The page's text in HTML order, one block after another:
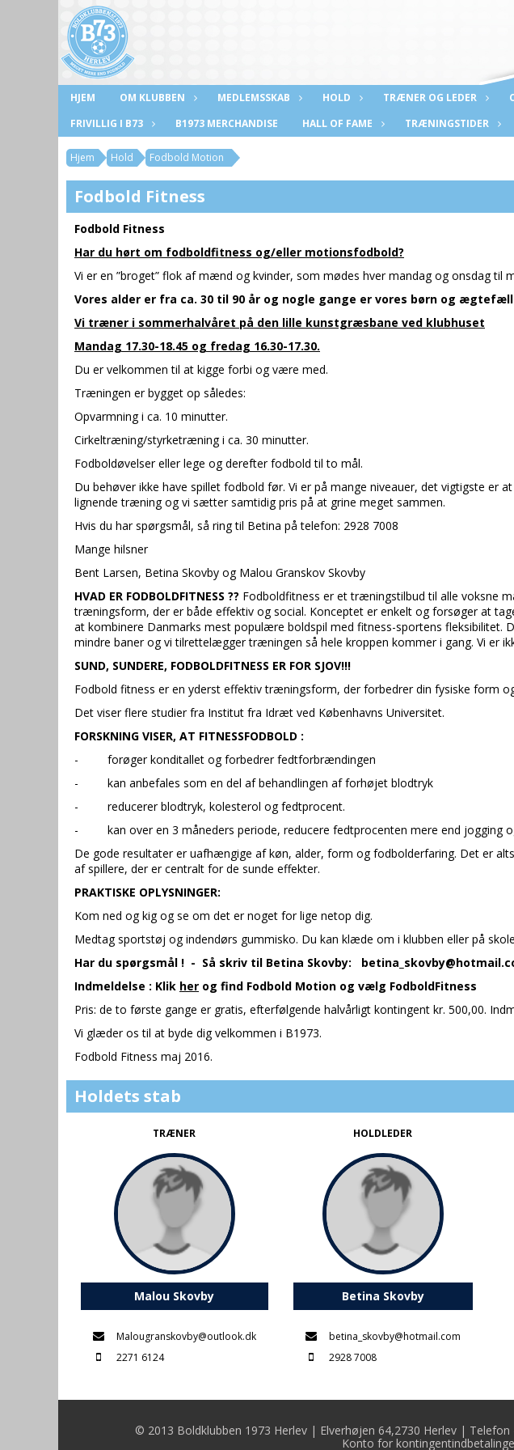
HJEM OM KLUBBEN MEDLEMSSKAB HOLD TRÆNER OG LEDER
FRIVILLIG I B73
B1973 MERCHANDISE HALL OF FAME TRÆNINGSTIDER
Hjem Hold Fodbold Motion
Fodbold Fitness
Fodbold Fitness
Har du hørt om fodboldfitness og/eller motionsfodbold?
Vi er en ”broget” flok af mænd og kvinder, som mødes hver mandag og onsdag til
Vores alder er fra ca. 30 til 90 år og nogle gange er vores børn og
Vi træner i sommerhalvåret på den lille kunstgræsbane ved klubhuset
Mandag 17.30-18.45 og fredag 16.30-17.30.
Du er velkommen til at kigge forbi og være med.
Træningen er bygget op således:
Opvarmning i ca. 10 minutter.
Cirkeltræning/styrketræning i ca. 30 minutter.
Fodboldøvelser eller lege og derefter fodbold til to mål.
Du behøver ikke have spillet fodbold før. Vi er på mange niveauer, det vigtigste er
lignende træning og vi sætter samtidig pris på at grine meget sammen.
Hvis du har spørgsmål, så ring til Betina på telefon: 2928 7008
Mange hilsner
Bent Larsen, Betina Skovby og Malou Granskov Skovby
HVAD ER FODBOLDFITNESS ?? Fodboldfitness er et træningstilbud til alle voksne
træningsform, der er både effektiv og social. Konceptet er enkelt og forsøger at
at kombinere Danmarks mest populære boldspil med fitness-sportens fleksibilitet.
mindre baner og vi tilrettelægger træningen så hele kroppen kommer i gang. Vi er
SUND, SUNDERE, FODBOLDFITNESS ER FOR SJOV!!!
Fodbold fitness er en yderst effektiv træningsform, der forbedrer din fysiske form
Det viser flere studier fra Institut fra Idræt ved Københavns Universitet.
FORSKNING VISER, AT FITNESSFODBOLD :
- forøger konditallet og forbedrer fedtforbrændingen
- kan anbefales som en del af behandlingen af forhøjet blodtryk
- reducerer blodtryk, kolesterol og fedtprocent.
- kan over en 3 måneders periode, reducere fedtprocenten mere end jogging
De gode resultater er uafhængige af køn, alder, form og fodbolderfaring. Det er
af spillere, der er centralt for de sunde effekter.
PRAKTISKE OPLYSNINGER:
Kom ned og kig og se om det er noget for lige netop dig.
Medtag sportstøj og indendørs gummisko. Du kan klæde om i klubben eller på
Har du spørgsmål ! - Så skriv til Betina Skovby:
Indmeldelse : Klik her og find Fodbold Motion og vælg FodboldFitness
Pris: de to første gange er gratis, efterfølgende halvårligt kontingent kr. 500,00.
Vi glæder os til at byde dig velkommen i B1973.
Fodbold Fitness maj 2016.
Holdets stab
TRÆNER
Malou Skovby
Malougranskovby@outlook.dk
2271 6124
HOLDLEDER
Betina Skovby
betina_skovby@hotmail.com
2928 7008
© 2013 Boldklubben 1973 Herlev | Elverhøjen 64,2730 Herlev | Telefon
Konto for